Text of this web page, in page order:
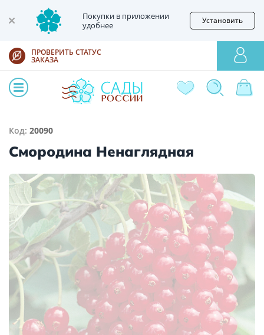
Покупки в приложении
удобнее
Установить
ПРОВЕРИТЬ СТАТУС
ЗАКАЗА
Код: 20090
Смородина Ненаглядная